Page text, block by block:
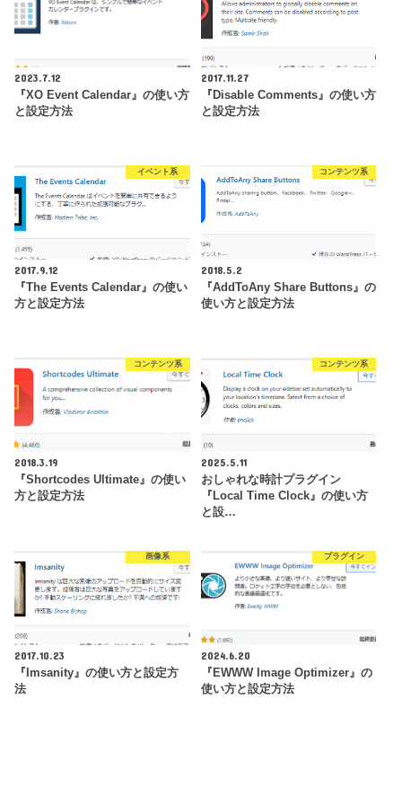
2023.7.12
『XO Event Calendar』の使い方
と設定方法
2017.11.27
『Disable Comments』の使い方
と設定方法
イベント系
2017.9.12
『The Events Calendar』の使い
方と設定方法
コンテンツ系
2018.5.2
『AddToAny Share Buttons』の
使い方と設定方法
コンテンツ系
2018.3.19
『Shortcodes Ultimate』の使い
方と設定方法
コンテンツ系
2025.5.11
おしゃれな時計プラグイン
『Local Time Clock』の使い方
と設…
画像系
2017.10.23
『Imsanity』の使い方と設定方
法
プラグイン
2024.6.20
『EWWW Image Optimizer』の
使い方と設定方法